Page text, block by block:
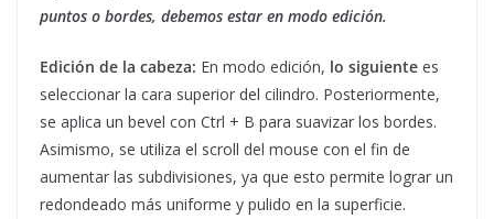
puntos o bordes, debemos estar en modo edición.
Edición de la cabeza: En modo edición, lo siguiente es
seleccionar la cara superior del cilindro. Posteriormente,
se aplica un bevel con Ctrl + B para suavizar los bordes.
Asimismo, se utiliza el scroll del mouse con el fin de
aumentar las subdivisiones, ya que esto permite lograr un
redondeado más uniforme y pulido en la superficie.